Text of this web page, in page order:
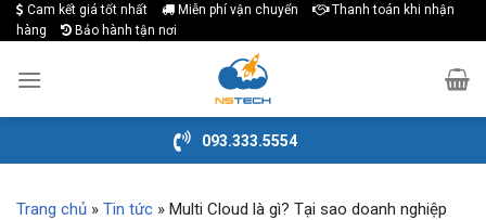
Skip
to
content
Cam kết giá tốt nhất Miễn phí vận chuyển
Thanh toán khi nhận
hàng
Bảo hành tận nơi
093.333.5554
Trang chủ » Tin tức » Multi Cloud là gì? Tại sao doanh nghiệp